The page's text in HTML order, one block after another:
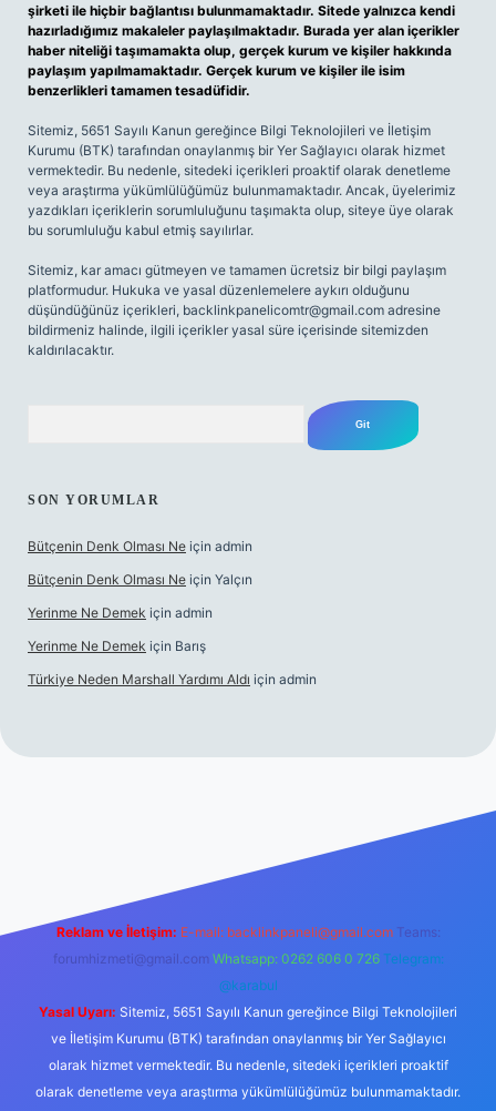
şirketi ile hiçbir bağlantısı bulunmamaktadır. Sitede yalnızca kendi
hazırladığımız makaleler paylaşılmaktadır. Burada yer alan içerikler
haber niteliği taşımamakta olup, gerçek kurum ve kişiler hakkında
paylaşım yapılmamaktadır. Gerçek kurum ve kişiler ile isim
benzerlikleri tamamen tesadüfidir.
Sitemiz, 5651 Sayılı Kanun gereğince Bilgi Teknolojileri ve İletişim
Kurumu (BTK) tarafından onaylanmış bir Yer Sağlayıcı olarak hizmet
vermektedir. Bu nedenle, sitedeki içerikleri proaktif olarak denetleme
veya araştırma yükümlülüğümüz bulunmamaktadır. Ancak, üyelerimiz
yazdıkları içeriklerin sorumluluğunu taşımakta olup, siteye üye olarak
bu sorumluluğu kabul etmiş sayılırlar.
Sitemiz, kar amacı gütmeyen ve tamamen ücretsiz bir bilgi paylaşım
platformudur. Hukuka ve yasal düzenlemelere aykırı olduğunu
düşündüğünüz içerikleri, backlinkpanelicomtr@gmail.com adresine
bildirmeniz halinde, ilgili içerikler yasal süre içerisinde sitemizden
kaldırılacaktır.
SON YORUMLAR
Bütçenin Denk Olması Ne için admin
Bütçenin Denk Olması Ne için Yalçın
Yerinme Ne Demek için admin
Yerinme Ne Demek için Barış
Türkiye Neden Marshall Yardımı Aldı için admin
hiltonbet yeni giriş
Reklam ve İletişim: E-mail: backlinkpaneli@gmail.com Teams:
forumhizmeti@gmail.com Whatsapp: 0262 606 0 726 Telegram:
@karabul
Yasal Uyarı: Sitemiz, 5651 Sayılı Kanun gereğince Bilgi Teknolojileri
ve İletişim Kurumu (BTK) tarafından onaylanmış bir Yer Sağlayıcı
olarak hizmet vermektedir. Bu nedenle, sitedeki içerikleri proaktif
olarak denetleme veya araştırma yükümlülüğümüz bulunmamaktadır.